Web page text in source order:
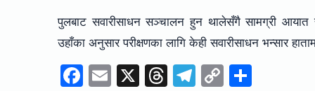
पुलबाट सवारीसाधन सञ्चालन हुन थालेसँगै सामग्री
उहाँका अनुसार परीक्षणका लागि केही सवारीसाधन भन्सार
F
E
X
T
T
C